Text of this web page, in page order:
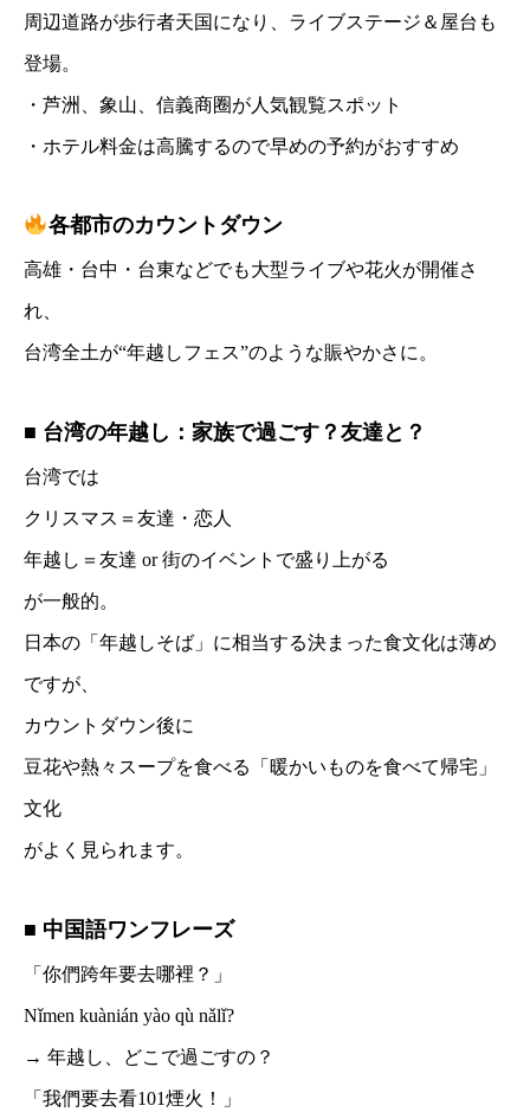
周辺道路が歩行者天国になり、ライブステージ＆屋台も
登場。
・芦洲、象山、信義商圈が人気観覧スポット
・ホテル料金は高騰するので早めの予約がおすすめ
各都市のカウントダウン
高雄・台中・台東などでも大型ライブや花火が開催さ
れ、
台湾全土が“年越しフェス”のような賑やかさに。
■ 台湾の年越し：家族で過ごす？友達と？
台湾では
クリスマス＝友達・恋人
年越し＝友達 or 街のイベントで盛り上がる
が一般的。
日本の「年越しそば」に相当する決まった食文化は薄め
ですが、
カウントダウン後に
豆花や熱々スープを食べる「暖かいものを食べて帰宅」
文化
がよく見られます。
■ 中国語ワンフレーズ
「你們跨年要去哪裡？」
Nǐmen kuànián yào qù nǎlǐ?
→ 年越し、どこで過ごすの？
「我們要去看101煙火！」